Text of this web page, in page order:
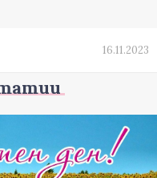
16.11.2023